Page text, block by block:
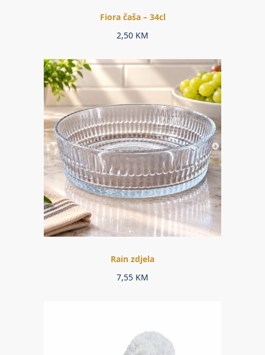
Fiora čaša – 34cl
2,50 KM
Rain zdjela
7,55 KM